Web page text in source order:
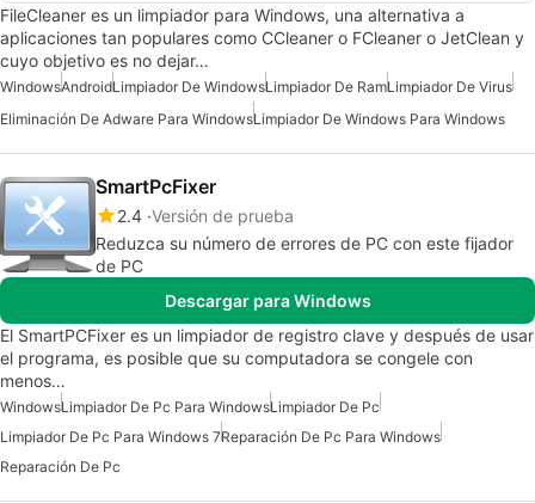
FileCleaner es un limpiador para Windows, una alternativa a
aplicaciones tan populares como CCleaner o FCleaner o JetClean y
cuyo objetivo es no dejar…
WindowsAndroidLimpiador De WindowsLimpiador De RamLimpiador De Virus
Eliminación De Adware Para WindowsLimpiador De Windows Para Windows
SmartPcFixer
2.4 Versión de prueba
Reduzca su número de errores de PC con este fijador
de PC
Descargar para Windows
El SmartPCFixer es un limpiador de registro clave y después de usar
el programa, es posible que su computadora se congele con
menos…
WindowsLimpiador De Pc Para WindowsLimpiador De Pc
Limpiador De Pc Para Windows 7Reparación De Pc Para Windows
Reparación De Pc